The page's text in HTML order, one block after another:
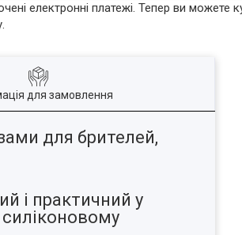
електронні платежі. Тепер ви можете
для замовлення
для брителей,
і практичний у